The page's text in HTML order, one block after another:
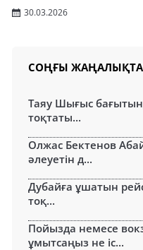
30.03.2026
СОҢҒЫ
Таяу Шығыс
тоқтаты...
Олжас Бектенов
әлеуетін д...
Дубайға ұшатын
тоқ...
Пойызда немесе
ұмытсаңыз не іс...